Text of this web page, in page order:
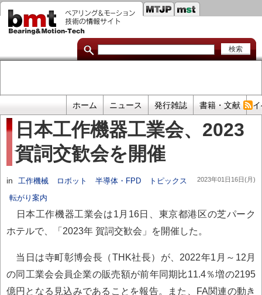
メ
イ
テ
カ
ン
ダ
リ
ン
ク
ラ
イ
リ
リ
ン
ホーム ニュース 発行雑誌 書籍・文献
日本工作機器工業会、2023
賀詞交歓会を開催
2023年01日16日(月)
in 工作機械 ロボット 半導体・FPD トピックス
転がり案内
日本工作機器工業会は1月16日、東京都港区の芝パーク
ホテルで、「2023年 賀詞交歓会」を開催した。
当日は寺町彰博会長（THK社長）が、2022年1月～12月
の同工業会会員企業の販売額が前年同期比11.4％増の2195
億円となる見込みであることを報告。また、FA関連の動き